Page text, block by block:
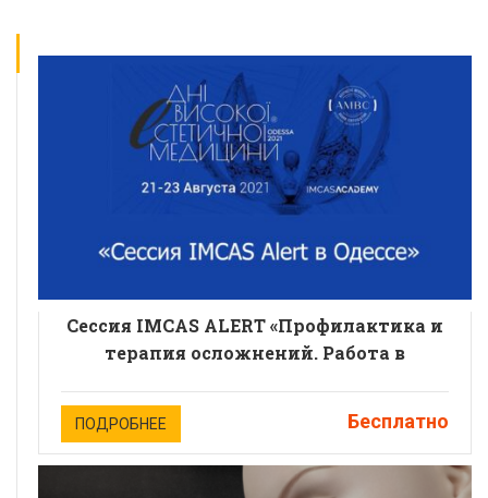
Сессия IMCAS ALERT «Профилактика и
терапия осложнений. Работа в
эстетической медицины».
ПОДРОБНЕЕ Бесплатно